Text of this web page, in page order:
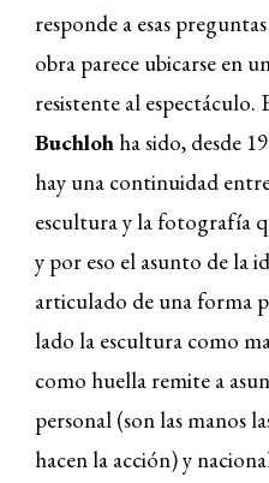
responde a esas
obra parece ubicarse en
resistente al
Buchloh ha sido, desde
hay una continuidad
escultura y la fotografía
y por eso el asunto de la
articulado de una forma
lado la escultura como
como huella remite a
personal (son las manos
hacen la acción) y